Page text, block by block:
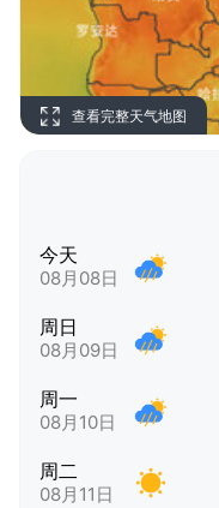
查看完整天气地图
今天
08月08日
周日
08月09日
周一
08月10日
周二
08月11日